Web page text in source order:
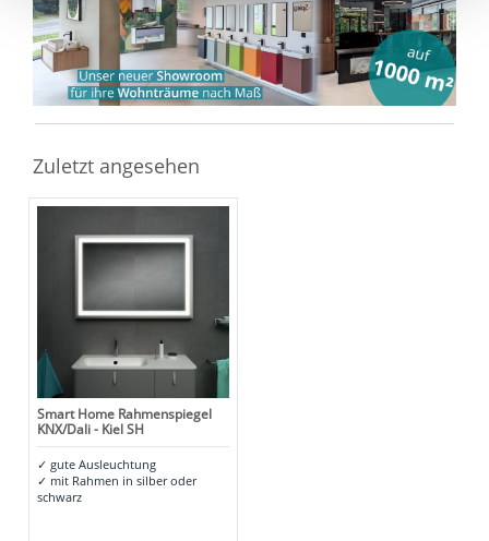
Verarbeitung nicht berührt.
Impressum|Datenschutz
Zuletzt angesehen
Smart Home Rahmenspiegel
KNX/Dali - Kiel SH
✓ gute Ausleuchtung
✓ mit Rahmen in silber oder
schwarz